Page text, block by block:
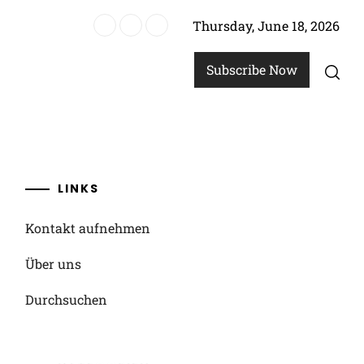
2024: Fan-Engagement, Medienpräsenz,
Thursday, June 18, 2026
Subscribe Now
LINKS
Kontakt aufnehmen
Über uns
Durchsuchen